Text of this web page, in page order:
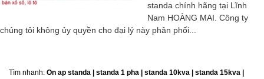
standa chính hãng tại Lĩnh
Nam HOÀNG MAI. Công ty
chúng tôi không ủy quyền cho đại lý này phân phối...
Tìm nhanh: On ap standa | standa 1 pha | standa 10kva | standa 15kva |